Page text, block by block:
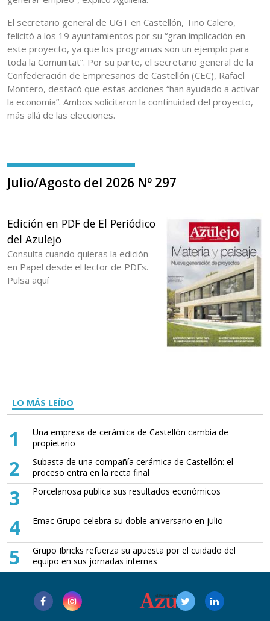
El secretario general de UGT en Castellón, Tino Calero,
felicitó a los 19 ayuntamientos por su “gran implicación en
este proyecto, ya que los programas son un ejemplo para
toda la Comunitat”. Por su parte, el secretario general de la
Confederación de Empresarios de Castellón (CEC), Rafael
Montero, destacó que estas acciones “han ayudado a activar
la economía”. Ambos solicitaron la continuidad del proyecto,
más allá de las elecciones.
Julio/Agosto del 2026 Nº 297
Edición en PDF de El Periódico
del Azulejo
Consulta cuando quieras la edición
en Papel desde el lector de PDFs.
Pulsa aquí
LO MÁS LEÍDO
1
Una empresa de cerámica de Castellón cambia de
propietario
2
Subasta de una compañía cerámica de Castellón: el
proceso entra en la recta final
3 Porcelanosa publica sus resultados económicos
4 Emac Grupo celebra su doble aniversario en julio
5
Grupo Ibricks refuerza su apuesta por el cuidado del
equipo en sus jornadas internas